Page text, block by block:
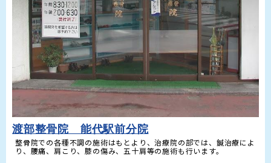
渡部整骨院 能代駅前分院
整骨院での各種不調の施術はもとより、治療院の部では、鍼治療によ
り、腰痛、肩こり、膝の傷み、五十肩等の施術も行います。